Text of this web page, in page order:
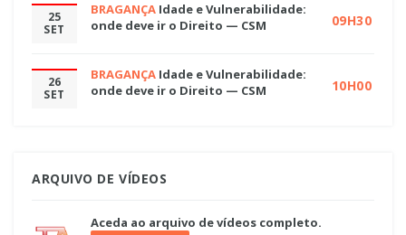
25
SET
BRAGANÇA Idade e Vulnerabilidade:
onde deve ir o Direito — CSM
09H30
26
SET
BRAGANÇA Idade e Vulnerabilidade:
onde deve ir o Direito — CSM
10H00
ARQUIVO DE VÍDEOS
Aceda ao arquivo de vídeos completo.